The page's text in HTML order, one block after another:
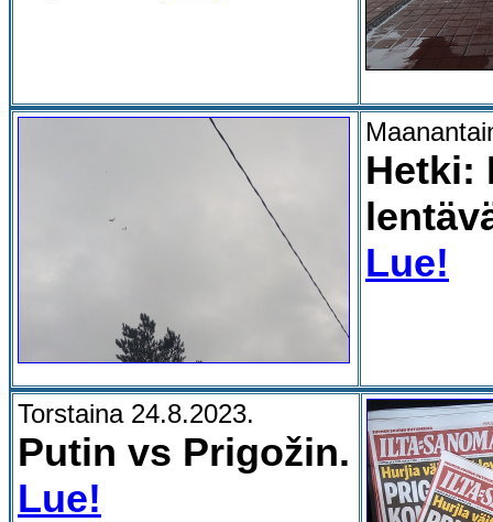
Hetki:
Lue!
Torstaina 24.8.2023.
Putin vs Prigožin.
Lue!